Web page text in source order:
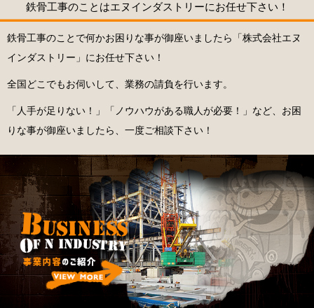
鉄骨工事のことはエヌインダストリーにお任せ下さい！
鉄骨工事のことで何かお困りな事が御座いましたら「株式会社エヌ
インダストリー」にお任せ下さい！
全国どこでもお伺いして、業務の請負を行います。
「人手が足りない！」「ノウハウがある職人が必要！」など、お困
りな事が御座いましたら、一度ご相談下さい！